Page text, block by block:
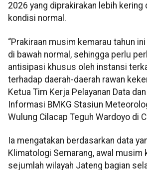
2026 yang diprakirakan lebih kering
kondisi normal.
“Prakiraan musim kemarau tahun
di bawah normal, sehingga perlu
antisipasi khusus oleh instansi
terhadap daerah-daerah rawan
Ketua Tim Kerja Pelayanan Data
Informasi BMKG Stasiun
Wulung Cilacap Teguh Wardoyo di
Ia mengatakan berdasarkan data
Klimatologi Semarang, awal musim
sejumlah wilayah Jateng bagian